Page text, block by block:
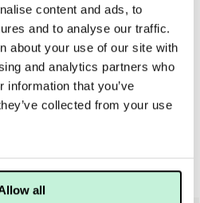
content and ads, to
and to analyse our traffic.
about your use of our site with
and analytics partners who
information that you’ve
collected from your use
all
av applikatorn och stryk Lip
Använd därefter spetsen på
ut glanset längs läpplinjen.
med en läppenna
Iredale.
Läppar